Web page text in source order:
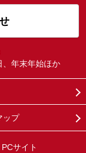
、年末年始ほか
ップ
PCサイト